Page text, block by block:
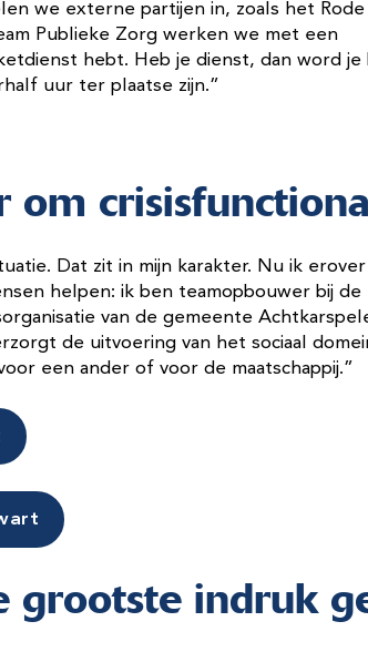
we externe partijen in, zoals het Rode
Publieke Zorg werken we met een
hebt. Heb je dienst, dan word je
uur ter plaatse zijn.”
Dat zit in mijn karakter. Nu ik erover
helpen: ik ben teamopbouwer bij de
van de gemeente
de uitvoering van het sociaal
een ander of voor de maatschappij.”
grootste indruk